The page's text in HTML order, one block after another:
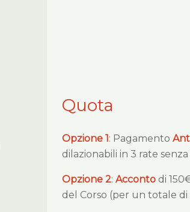
Quota
Opzione 1: Pagamento
dilazionabili in 3 rate senza
Opzione 2:Acconto di
del Corso (per un totale